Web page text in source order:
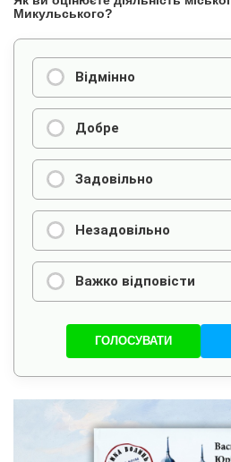
Микульського?
Відмінно
Добре
Задовільно
Незадовільно
Важко відповісти
ГОЛОСУВАТИ